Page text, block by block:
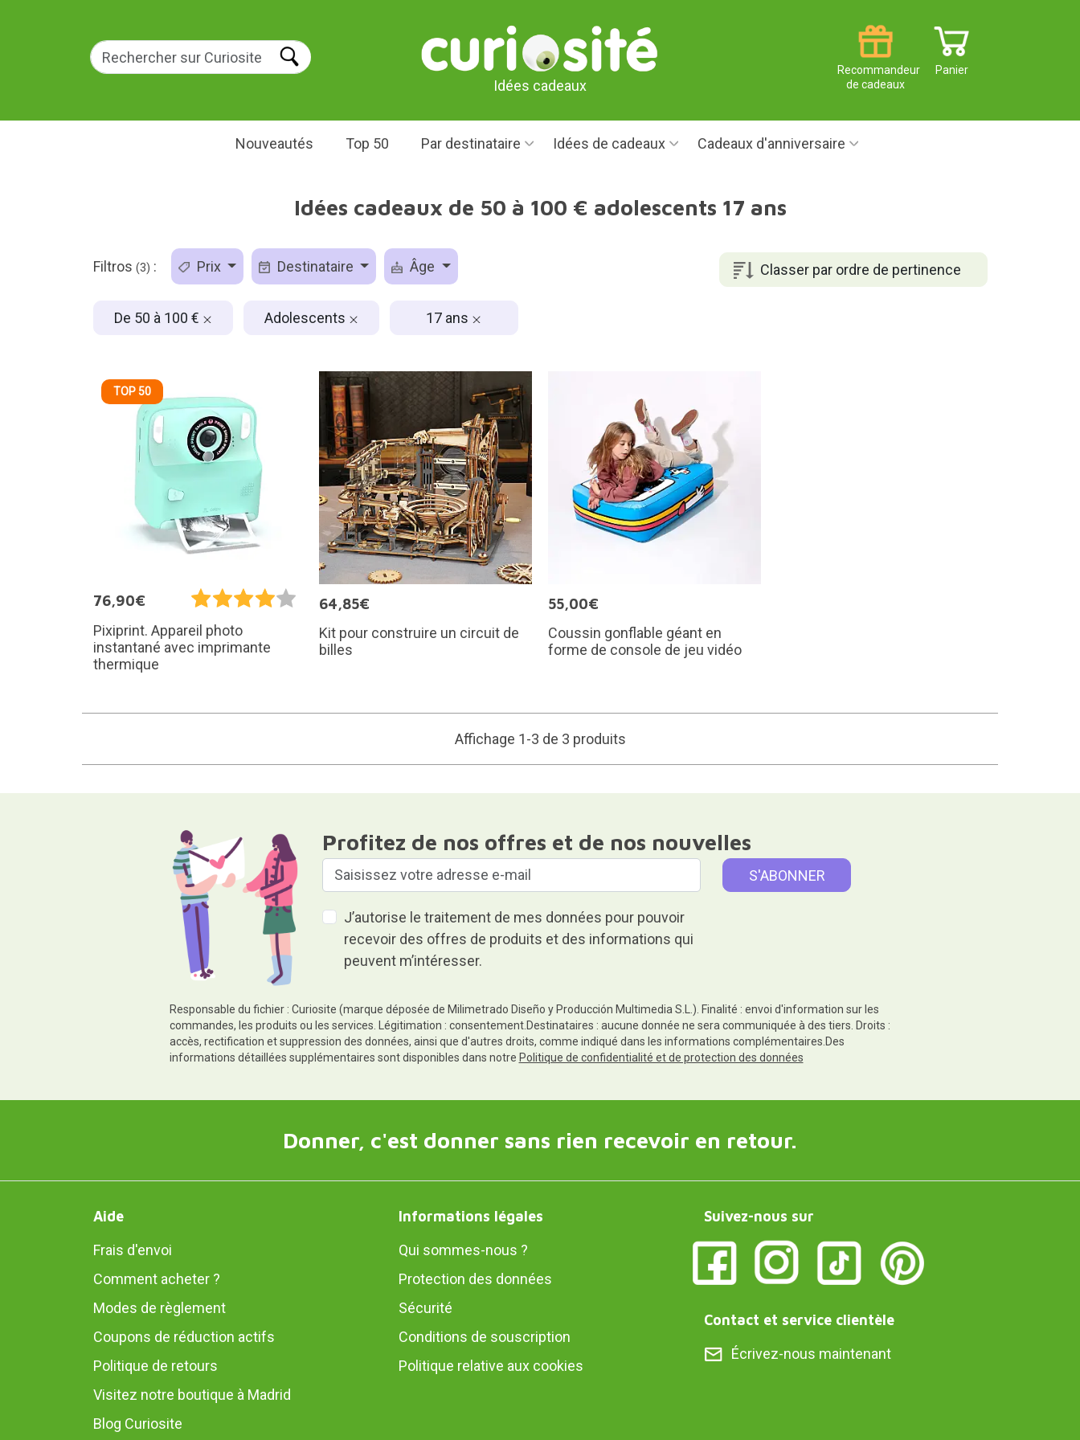
Idées cadeaux
Panier
Recommandeur
de cadeaux
Nouveautés Top 50 Par destinataire Idées de cadeaux Cadeaux d'anniversaire
Idées cadeaux de 50 à 100 € adolescents 17 ans
Classer par ordre de pertinence
Filtros (3) : Prix Destinataire Âge
De 50 à 100 € Adolescents 17 ans
TOP 50
76,90€
Pixiprint. Appareil photo
instantané avec imprimante
thermique
64,85€
Kit pour construire un circuit de
billes
55,00€
Coussin gonflable géant en
forme de console de jeu vidéo
Affichage 1-3 de 3 produits
Profitez de nos offres et de nos nouvelles
J’autorise le traitement de mes données pour pouvoir
recevoir des offres de produits et des informations qui
peuvent m’intéresser.
Responsable du fichier : Curiosite (marque déposée de Milimetrado Diseño y Producción Multimedia S.L.). Finalité : envoi d'information sur les
commandes, les produits ou les services. Légitimation : consentement.Destinataires : aucune donnée ne sera communiquée à des tiers. Droits :
accès, rectification et suppression des données, ainsi que d'autres droits, comme indiqué dans les informations complémentaires.Des
informations détaillées supplémentaires sont disponibles dans notre Politique de confidentialité et de protection des données
Donner, c'est donner sans rien recevoir en retour.
Aide
Frais d'envoi
Comment acheter ?
Modes de règlement
Coupons de réduction actifs
Politique de retours
Visitez notre boutique à Madrid
Blog Curiosite
Informations légales
Qui sommes-nous ?
Protection des données
Sécurité
Conditions de souscription
Politique relative aux cookies
Suivez-nous sur
Contact et service clientèle
Écrivez-nous maintenant